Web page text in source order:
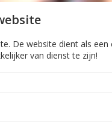
De website dient als
van dienst te zijn!